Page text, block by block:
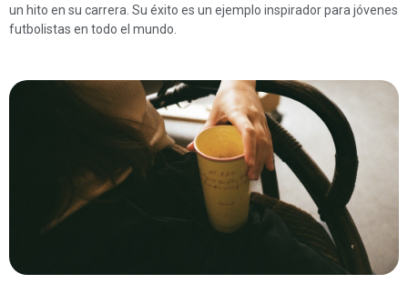
un hito en su carrera. Su éxito es un ejemplo inspirador para jóvenes
futbolistas en todo el mundo.